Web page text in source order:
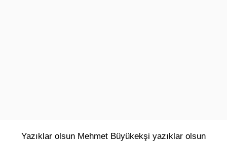
Yazıklar olsun Mehmet Büyükekşi yazıklar olsun